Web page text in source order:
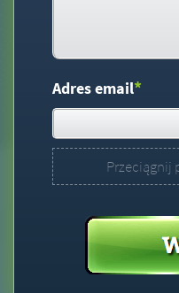
Adres email*
Przeciągnij